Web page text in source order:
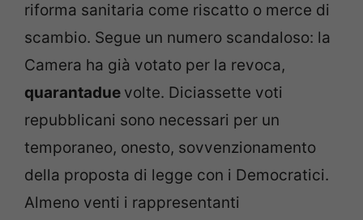
riforma sanitaria come riscatto o merce di
scambio. Segue un numero scandaloso: la
Camera ha già votato per la revoca,
quarantadue volte. Diciassette voti
repubblicani sono necessari per un
temporaneo, onesto, sovvenzionamento
della proposta di legge con i Democratici.
Almeno venti i rappresentanti